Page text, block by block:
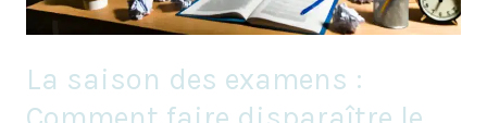
La saison des examens :